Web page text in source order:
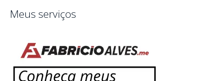
Meus serviços